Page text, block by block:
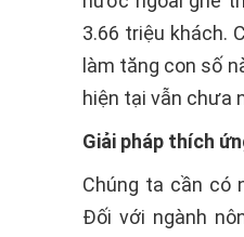
3.66 triệu khách.
làm tăng con số
hiện tại vẫn chưa
Giải pháp thích
Chúng ta cần có
Đối với ngành